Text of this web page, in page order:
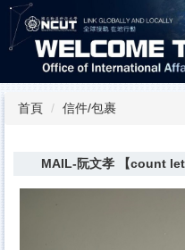
跳
到
主
內
容首頁 信件/包裹
MAIL-阮文孝 【count